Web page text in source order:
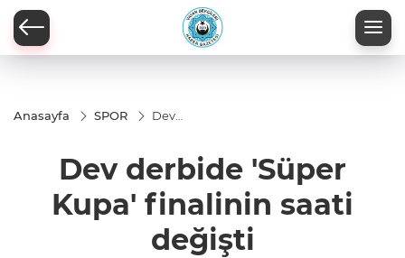
Anasayfa SPOR
Dev
Kupa'
finalinin
değişti
Dev derbide 'Süper
Kupa' finalinin saati
değişti